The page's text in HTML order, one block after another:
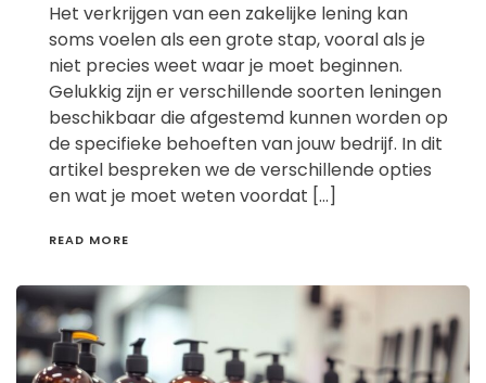
Het verkrijgen van een zakelijke lening kan
soms voelen als een grote stap, vooral als je
niet precies weet waar je moet beginnen.
Gelukkig zijn er verschillende soorten leningen
beschikbaar die afgestemd kunnen worden op
de specifieke behoeften van jouw bedrijf. In dit
artikel bespreken we de verschillende opties
en wat je moet weten voordat […]
READ MORE